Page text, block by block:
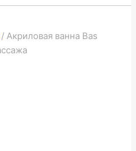
/ Акриловая ванна Bas